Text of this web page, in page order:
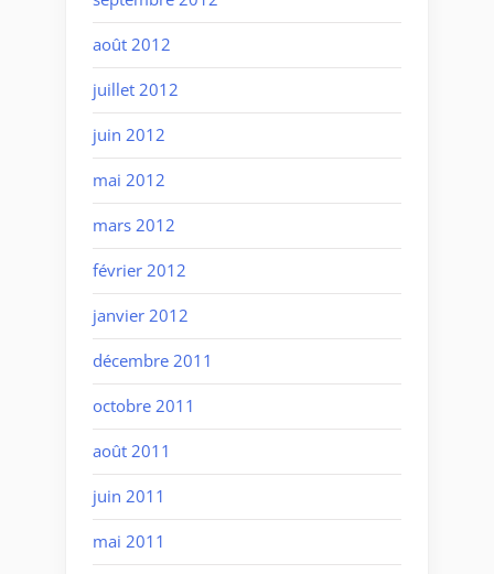
août 2012
juillet 2012
juin 2012
mai 2012
mars 2012
février 2012
janvier 2012
décembre 2011
octobre 2011
août 2011
juin 2011
mai 2011